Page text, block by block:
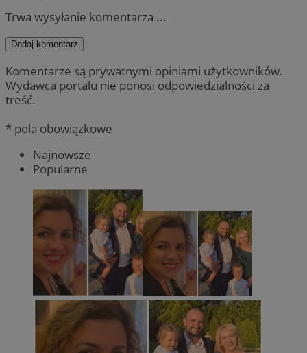
Trwa wysyłanie komentarza ...
Dodaj komentarz
Komentarze są prywatnymi opiniami użytkowników.
Wydawca portalu nie ponosi odpowiedzialności za
treść.
* pola obowiązkowe
Najnowsze
Popularne